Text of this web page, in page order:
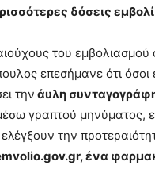
δόσεις
του εμβολιασμού
επεσήμανε ότι όσοι
την άυλη
γραπτού μηνύματος,
την
ένα